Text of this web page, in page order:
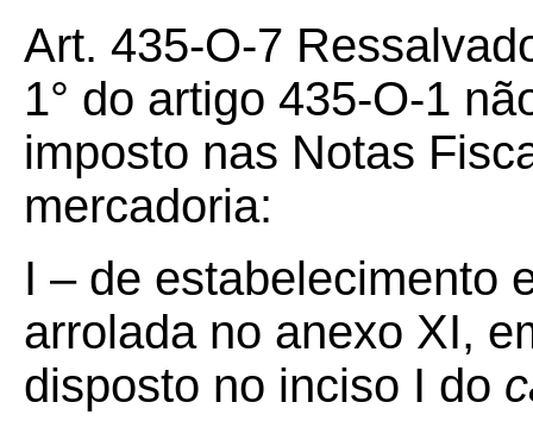
Art. 435-O-7
1° do artigo 435-O-1
imposto nas Notas
mercadoria:
I – de estabelecimento
arrolada no anexo XI,
disposto no inciso I do